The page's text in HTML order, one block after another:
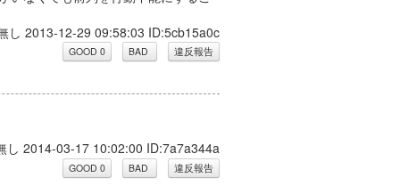
し 2013-12-29 09:58:03 ID:5cb15a0c
し 2014-03-17 10:02:00 ID:7a7a344a